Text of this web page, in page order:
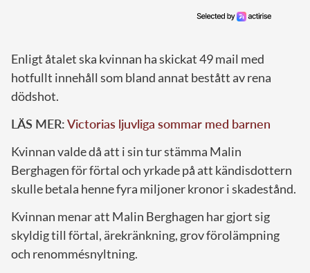
Enligt åtalet ska kvinnan ha skickat 49 mail med
hotfullt innehåll som bland annat bestått av rena
dödshot.
LÄS MER:Victorias ljuvliga sommar med barnen
Kvinnan valde då att i sin tur stämma Malin
Berghagen för förtal och yrkade på att kändisdottern
skulle betala henne fyra miljoner kronor i skadestånd.
Kvinnan menar att Malin Berghagen har gjort sig
skyldig till förtal, ärekränkning, grov förolämpning
och renommésnyltning.